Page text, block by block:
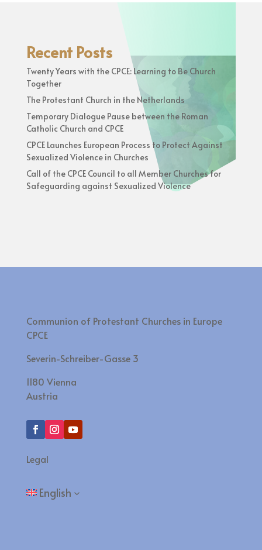
Recent Posts
Twenty Years with the CPCE: Learning to Be Church
Together
The Protestant Church in the Netherlands
Temporary Dialogue Pause between the Roman
Catholic Church and CPCE
CPCE Launches European Process to Protect Against
Sexualized Violence in Churches
Call of the CPCE Council to all Member Churches for
Safeguarding against Sexualized Violence
Communion of Protestant Churches in Europe
CPCE
Severin-Schreiber-Gasse 3
1180 Vienna
Austria
Legal
English